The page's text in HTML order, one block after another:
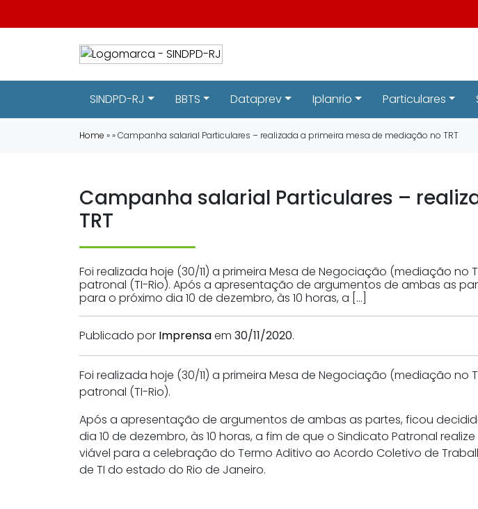
SINDPD-RJ BBTS Dataprev Iplanrio Particulares
Home » » Campanha salarial Particulares – realizada a primeira mesa de mediação no TRT
Campanha salarial Particulares –
TRT
Foi realizada hoje (30/11) a primeira Mesa de Negociação (mediação
patronal (TI-Rio). Após a apresentação de argumentos de ambas as
para o próximo dia 10 de dezembro, às 10 horas, a […]
Publicado por Imprensaem 30/11/2020.
Foi realizada hoje (30/11) a primeira Mesa de Negociação (mediação
patronal (TI-Rio).
Após a apresentação de argumentos de ambas as partes, ficou
dia 10 de dezembro, às 10 horas, a fim de que o Sindicato Patronal
viável para a celebração do Termo Aditivo ao Acordo Coletivo de
de TI do estado do Rio de Janeiro.